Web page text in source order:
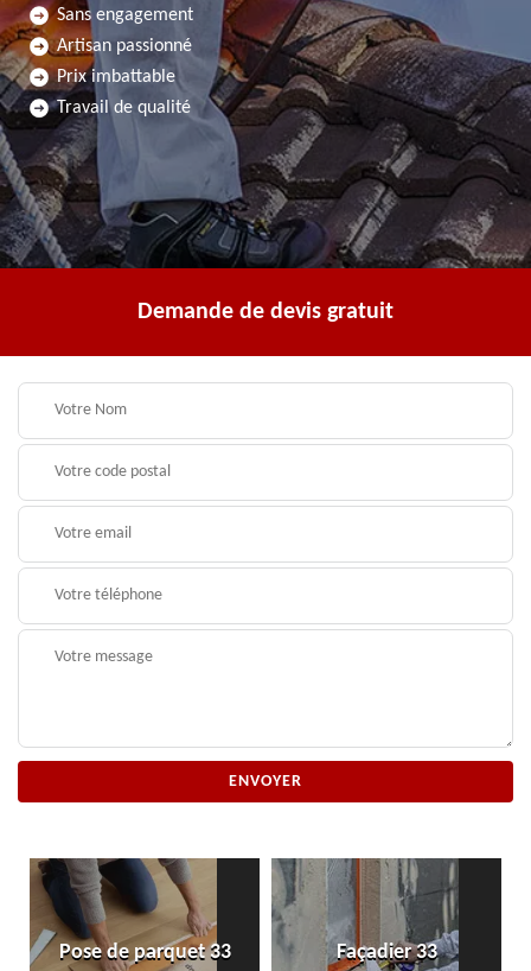
Sans engagement
Artisan passionné
Prix imbattable
Travail de qualité
Demande de devis gratuit
Pose de parquet 33 Façadier 33